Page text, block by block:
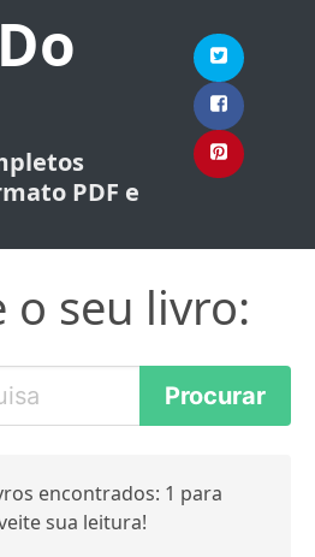
PDF e
o seu livro:
encontrados: 1 para
sua leitura!